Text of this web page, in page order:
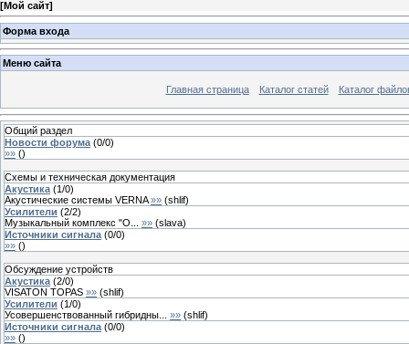
[Мой сайт]
Форма входа
Меню сайта
Главная страница Каталог статей Каталог
Общий раздел
Новости форума (0/0)
»» ()
Схемы и техническая документация
Акустика (1/0)
Акустические системы VERNA »» (shlif)
Усилители (2/2)
Музыкальный комплекс "О...
»» (slava)
Источники сигнала (0/0)
»» ()
Обсуждение устройств
Акустика (2/0)
VISATON TOPAS »» (shlif)
Усилители (1/0)
Усовершенствованный гибридны...
»» (shlif)
Источники сигнала (0/0)
»» ()